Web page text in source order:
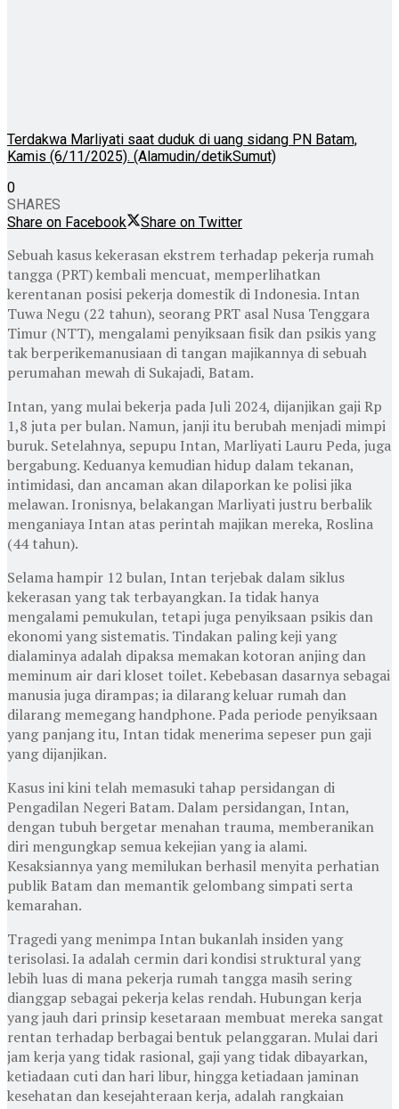
Terdakwa Marliyati saat duduk di uang sidang PN Batam,
Kamis (6/11/2025). (Alamudin/detikSumut)
0
SHARES
Share on Facebook
Share on Twitter
Sebuah kasus kekerasan ekstrem terhadap pekerja rumah
tangga (PRT) kembali mencuat, memperlihatkan
kerentanan posisi pekerja domestik di Indonesia. Intan
Tuwa Negu (22 tahun), seorang PRT asal Nusa Tenggara
Timur (NTT), mengalami penyiksaan fisik dan psikis yang
tak berperikemanusiaan di tangan majikannya di sebuah
perumahan mewah di Sukajadi, Batam.
Intan, yang mulai bekerja pada Juli 2024, dijanjikan gaji Rp
1,8 juta per bulan. Namun, janji itu berubah menjadi mimpi
buruk. Setelahnya, sepupu Intan, Marliyati Lauru Peda, juga
bergabung. Keduanya kemudian hidup dalam tekanan,
intimidasi, dan ancaman akan dilaporkan ke polisi jika
melawan. Ironisnya, belakangan Marliyati justru berbalik
menganiaya Intan atas perintah majikan mereka, Roslina
(44 tahun).
Selama hampir 12 bulan, Intan terjebak dalam siklus
kekerasan yang tak terbayangkan. Ia tidak hanya
mengalami pemukulan, tetapi juga penyiksaan psikis dan
ekonomi yang sistematis. Tindakan paling keji yang
dialaminya adalah dipaksa memakan kotoran anjing dan
meminum air dari kloset toilet. Kebebasan dasarnya sebagai
manusia juga dirampas; ia dilarang keluar rumah dan
dilarang memegang handphone. Pada periode penyiksaan
yang panjang itu, Intan tidak menerima sepeser pun gaji
yang dijanjikan.
Kasus ini kini telah memasuki tahap persidangan di
Pengadilan Negeri Batam. Dalam persidangan, Intan,
dengan tubuh bergetar menahan trauma, memberanikan
diri mengungkap semua kekejian yang ia alami.
Kesaksiannya yang memilukan berhasil menyita perhatian
publik Batam dan memantik gelombang simpati serta
kemarahan.
Tragedi yang menimpa Intan bukanlah insiden yang
terisolasi. Ia adalah cermin dari kondisi struktural yang
lebih luas di mana pekerja rumah tangga masih sering
dianggap sebagai pekerja kelas rendah. Hubungan kerja
yang jauh dari prinsip kesetaraan membuat mereka sangat
rentan terhadap berbagai bentuk pelanggaran. Mulai dari
jam kerja yang tidak rasional, gaji yang tidak dibayarkan,
ketiadaan cuti dan hari libur, hingga ketiadaan jaminan
kesehatan dan kesejahteraan kerja, adalah rangkaian